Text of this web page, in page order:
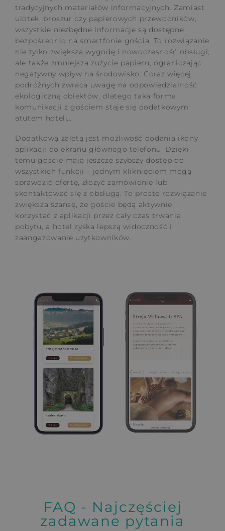
tradycyjnych materiałów informacyjnych. Zamiast
ulotek, broszur czy papierowych przewodników,
wszystkie niezbędne informacje są dostępne
bezpośrednio na smartfonie gościa. To rozwiązanie
nie tylko zwiększa wygodę i nowoczesność obsługi,
ale także zmniejsza zużycie papieru, ograniczając
negatywny wpływ na środowisko. Coraz więcej
podróżnych zwraca uwagę na odpowiedzialność
ekologiczną obiektów, dlatego taka forma
komunikacji z gościem staje się dodatkowym
atutem hotelu.
Dodatkową zaletą jest możliwość dodania ikony
aplikacji do ekranu głównego telefonu. Dzięki
temu goście mają jeszcze szybszy dostęp do
wszystkich funkcji – jednym kliknięciem mogą
sprawdzić ofertę, złożyć zamówienie lub
skontaktować się z obsługą. To proste rozwiązanie
zwiększa szansę, że goście będą aktywnie
korzystać z aplikacji przez cały czas trwania
pobytu, a hotel zyska lepszą widoczność i
zaangażowanie użytkowników.
FAQ - Najczęściej
zadawane pytania